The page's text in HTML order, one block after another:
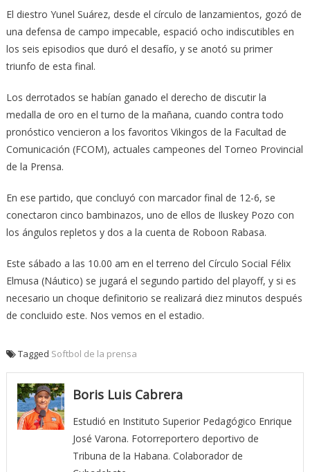
El diestro Yunel Suárez, desde el círculo de lanzamientos, gozó de
una defensa de campo impecable, espació ocho indiscutibles en
los seis episodios que duró el desafío, y se anotó su primer
triunfo de esta final.
Los derrotados se habían ganado el derecho de discutir la
medalla de oro en el turno de la mañana, cuando contra todo
pronóstico vencieron a los favoritos Vikingos de la Facultad de
Comunicación (FCOM), actuales campeones del Torneo Provincial
de la Prensa.
En ese partido, que concluyó con marcador final de 12-6, se
conectaron cinco bambinazos, uno de ellos de Iluskey Pozo con
los ángulos repletos y dos a la cuenta de Roboon Rabasa.
Este sábado a las 10.00 am en el terreno del Círculo Social Félix
Elmusa (Náutico) se jugará el segundo partido del playoff, y si es
necesario un choque definitorio se realizará diez minutos después
de concluido este. Nos vemos en el estadio.
Tagged Softbol de la prensa
Boris Luis Cabrera
Estudió en Instituto Superior Pedagógico Enrique
José Varona. Fotorreportero deportivo de
Tribuna de la Habana. Colaborador de